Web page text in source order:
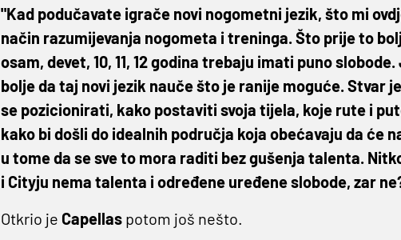
"Kad podučavate igrače novi nogometni jezik, što mi
način razumijevanja nogometa i treninga. Što prije to
osam, devet, 10, 11, 12 godina trebaju imati puno
bolje da taj novi jezik nauče što je ranije moguće. Stvar
se pozicionirati, kako postaviti svoja tijela, koje rute i
kako bi došli do idealnih područja koja obećavaju da će
u tome da se sve to mora raditi bez gušenja talenta.
i Cityju nema talenta i određene uređene slobode, zar
Otkrio je Capellas potom još nešto.